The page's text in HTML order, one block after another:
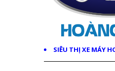
SIÊU THỊ XE MÁY